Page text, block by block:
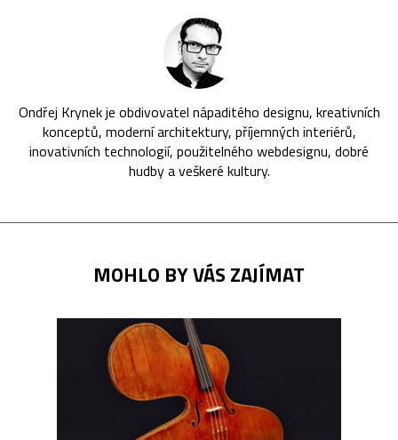
Ondřej Krynek je obdivovatel nápaditého designu, kreativních
konceptů, moderní architektury, příjemných interiérů,
inovativních technologií, použitelného webdesignu, dobré
hudby a veškeré kultury.
MOHLO BY VÁS ZAJÍMAT